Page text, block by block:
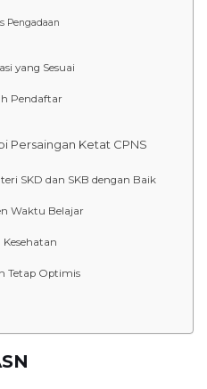
Pengadaan
yang Sesuai
Pendaftar
Persaingan Ketat CPNS
SKD dan SKB dengan Baik
Waktu Belajar
Kesehatan
Tetap Optimis